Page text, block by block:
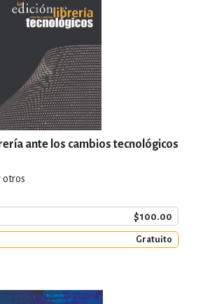
ante los cambios tecnológicos
otros
$100.00
Gratuito